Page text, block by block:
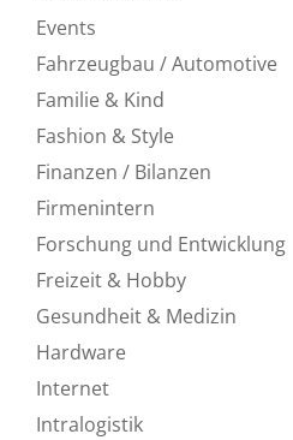
Events
Fahrzeugbau / Automotive
Familie & Kind
Fashion & Style
Finanzen / Bilanzen
Firmenintern
Forschung und Entwicklung
Freizeit & Hobby
Gesundheit & Medizin
Hardware
Internet
Intralogistik